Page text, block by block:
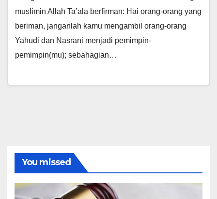
muslimin Allah Ta’ala berfirman: Hai orang-orang yang
beriman, janganlah kamu mengambil orang-orang
Yahudi dan Nasrani menjadi pemimpin-
pemimpin(mu); sebahagian…
You missed